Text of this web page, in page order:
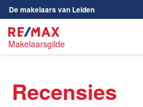
De makelaars van Leiden
Makelaarsgilde
Ons aanbod
Recensies